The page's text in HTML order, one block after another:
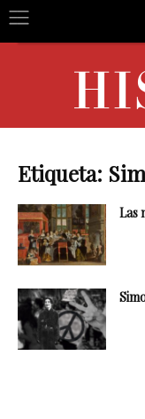
Etiqueta:
Las